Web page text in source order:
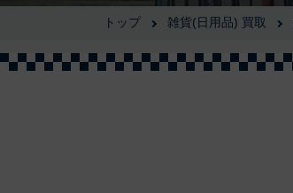
トップ 雑貨(日用品) 買取